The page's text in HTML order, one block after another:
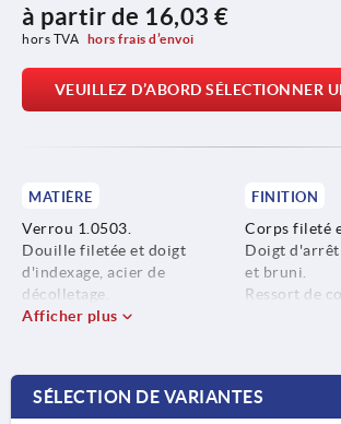
à partir de 16,03 €
hors TVA hors frais d’envoi
VEUILLEZ D’ABORD SÉLECTIONNER
MATIÈRE
Verrou 1.0503.
Douille filetée et doigt
d'indexage, acier de
décolletage.
Ressort de compression
FINITION
Corps fileté
Doigt
et bruni.
Ressort de
- jaune colza
Afficher plus
SÉLECTION DE VARIANTES